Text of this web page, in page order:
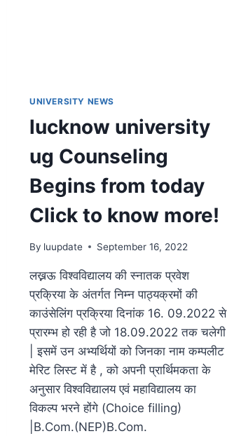
UNIVERSITY NEWS
lucknow university
ug Counseling
Begins from today
Click to know more!
By luupdate September 16, 2022
लख्नऊ विश्वविद्यालय की स्नातक प्रवेश
प्रक्रिया के अंतर्गत निम्न पाठ्यक्रमों की
काउंसेलिंग प्रक्रिया दिनांक 16. 09.2022 से
प्रारम्भ हो रही है जो 18.09.2022 तक चलेगी
| इसमें उन अभ्यर्थियों को जिनका नाम कम्पलीट
मेरिट लिस्ट में है , को अपनी प्रार्थिमकता के
अनुसार विश्वविद्यालय एवं महाविद्यालय का
विकल्प भरने होंगे (Choice filling)
|B.Com.(NEP)B.Com.